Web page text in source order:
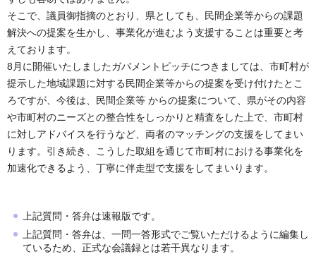
そこで、議員御指摘のとおり、県としても、民間企業等からの課題
解決への提案を生かし、事業化が進むよう支援することは重要と考
えております。
8月に開催いたしましたガバメントピッチにつきましては、市町村が
提示した地域課題に対する民間企業等からの提案を受け付けたとこ
ろですが、今後は、民間企業等 からの提案について、県がその内容
や市町村のニーズとの整合性をしっかりと精査をした上で、市町村
に対しアドバイスを行うなど、両者のマッチングの支援をしてまい
ります。引き続き、こうした取組を通じて市町村における事業化を
加速化できるよう、丁寧に伴走型で支援をしてまいります。
上記質問・答弁は速報版です。
上記質問・答弁は、一問一答形式でご覧いただけるように編集し
ているため、正式な会議録とは若干異なります。